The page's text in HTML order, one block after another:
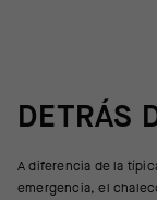
DETRÁS
A diferencia de la
emergencia, el